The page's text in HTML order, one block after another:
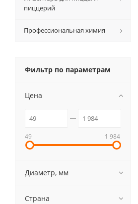
пиццерий
Профессиональная химия
Фильтр по параметрам
Цена
49 1 984
Диаметр, мм
Страна